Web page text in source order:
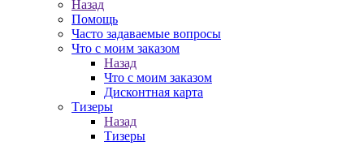
Назад
Помощь
Часто задаваемые вопросы
Что с моим заказом
Назад
Что с моим заказом
Дисконтная карта
Тизеры
Назад
Тизеры